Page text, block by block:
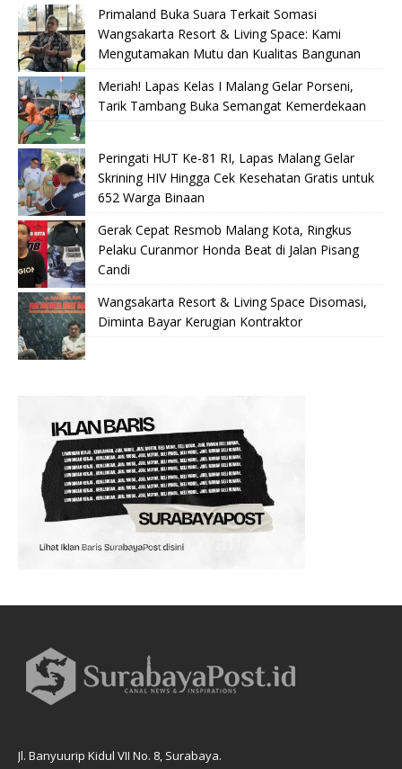
Primaland Buka Suara Terkait Somasi
Wangsakarta Resort & Living Space: Kami
Mengutamakan Mutu dan Kualitas Bangunan
Meriah! Lapas Kelas I Malang Gelar Porseni,
Tarik Tambang Buka Semangat Kemerdekaan
Peringati HUT Ke-81 RI, Lapas Malang Gelar
Skrining HIV Hingga Cek Kesehatan Gratis untuk
652 Warga Binaan
Gerak Cepat Resmob Malang Kota, Ringkus
Pelaku Curanmor Honda Beat di Jalan Pisang
Candi
Wangsakarta Resort & Living Space Disomasi,
Diminta Bayar Kerugian Kontraktor
Jl. Banyuurip Kidul VII No. 8, Surabaya.